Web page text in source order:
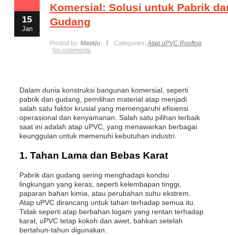
15
Jan
Komersial: Solusi untuk Pabrik
Gudang
Posted by: Maskju Categories: Atap uPVC Rooftop
No comments
Dalam dunia konstruksi bangunan komersial, seperti
pabrik dan gudang, pemilihan material atap menjadi
salah satu faktor krusial yang memengaruhi efisiensi
operasional dan kenyamanan. Salah satu pilihan terbaik
saat ini adalah atap uPVC, yang menawarkan berbagai
keunggulan untuk memenuhi kebutuhan industri.
1. Tahan Lama dan Bebas Karat
Pabrik dan gudang sering menghadapi kondisi
lingkungan yang keras, seperti kelembapan tinggi,
paparan bahan kimia, atau perubahan suhu ekstrem.
Atap uPVC dirancang untuk tahan terhadap semua itu.
Tidak seperti atap berbahan logam yang rentan terhadap
karat, uPVC tetap kokoh dan awet, bahkan setelah
bertahun-tahun digunakan.